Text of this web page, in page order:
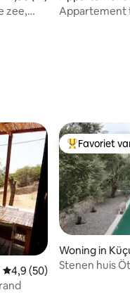
zee,
Appartement
Gemiddelde beoordeling
4,9 (50)
Topfavoriet
Favoriet
Woning in
Stenen huis